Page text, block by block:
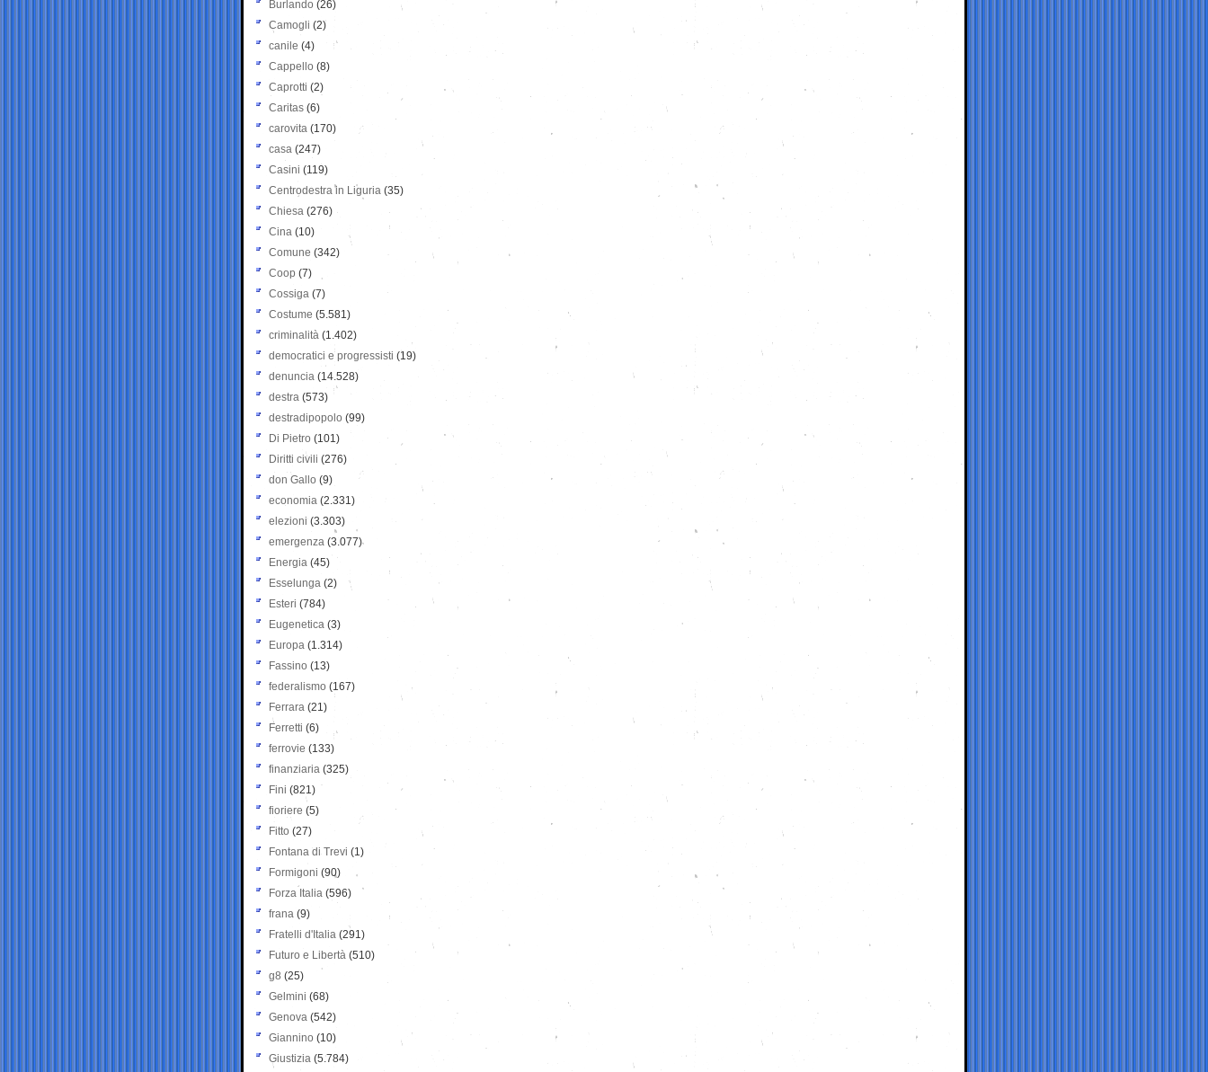
Burlando (26)
Camogli (2)
canile (4)
Cappello (8)
Caprotti (2)
Caritas (6)
carovita (170)
casa (247)
Casini (119)
Centrodestra in Liguria (35)
Chiesa (276)
Cina (10)
Comune (342)
Coop (7)
Cossiga (7)
Costume (5.581)
criminalità (1.402)
democratici e progressisti (19)
denuncia (14.528)
destra (573)
destradipopolo (99)
Di Pietro (101)
Diritti civili (276)
don Gallo (9)
economia (2.331)
elezioni (3.303)
emergenza (3.077)
Energia (45)
Esselunga (2)
Esteri (784)
Eugenetica (3)
Europa (1.314)
Fassino (13)
federalismo (167)
Ferrara (21)
Ferretti (6)
ferrovie (133)
finanziaria (325)
Fini (821)
fioriere (5)
Fitto (27)
Fontana di Trevi (1)
Formigoni (90)
Forza Italia (596)
frana (9)
Fratelli d'Italia (291)
Futuro e Libertà (510)
g8 (25)
Gelmini (68)
Genova (542)
Giannino (10)
Giustizia (5.784)